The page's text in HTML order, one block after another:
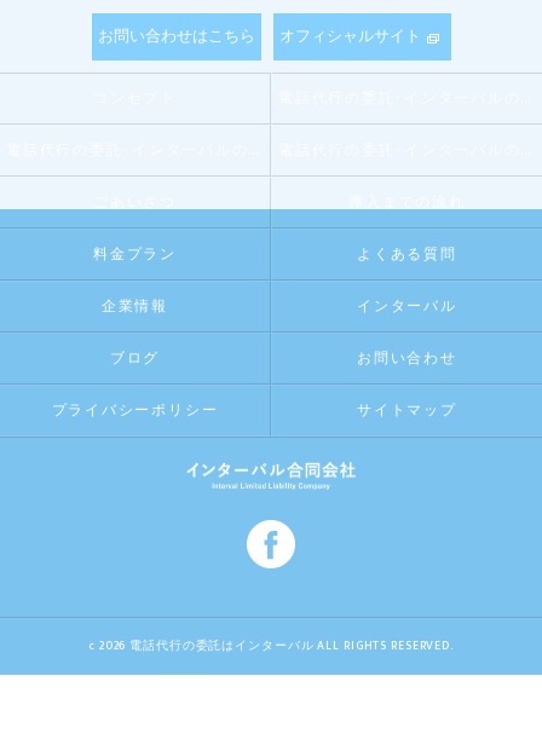
お問い合わせはこちら オフィシャルサイト
料金プラン よくある質問
企業情報 インターバル
ブログ お問い合わせ
プライバシーポリシー サイトマップ
c 2026 電話代行の委託はインターバル ALL RIGHTS RESERVED.